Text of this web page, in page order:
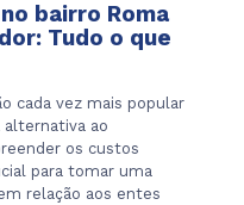
bairro Roma
: Tudo o que
cada vez mais popular
alternativa ao
os custos
para tomar uma
relação aos entes